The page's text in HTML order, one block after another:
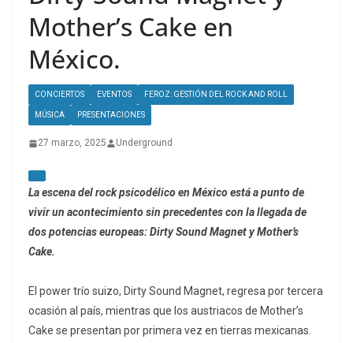
Mother’s Cake en
México.
CONCIERTOS EVENTOS FEROZ: GESTIÓN DEL ROCK AND ROLL
MÚSICA PRESENTACIONES
27 marzo, 2025 Underground
La escena del rock psicodélico en México está a punto de
vivir un acontecimiento sin precedentes con la llegada de
dos potencias europeas: Dirty Sound Magnet y Mother’s
Cake.
El power trío suizo, Dirty Sound Magnet, regresa por tercera
ocasión al país, mientras que los austriacos de Mother’s
Cake se presentan por primera vez en tierras mexicanas.